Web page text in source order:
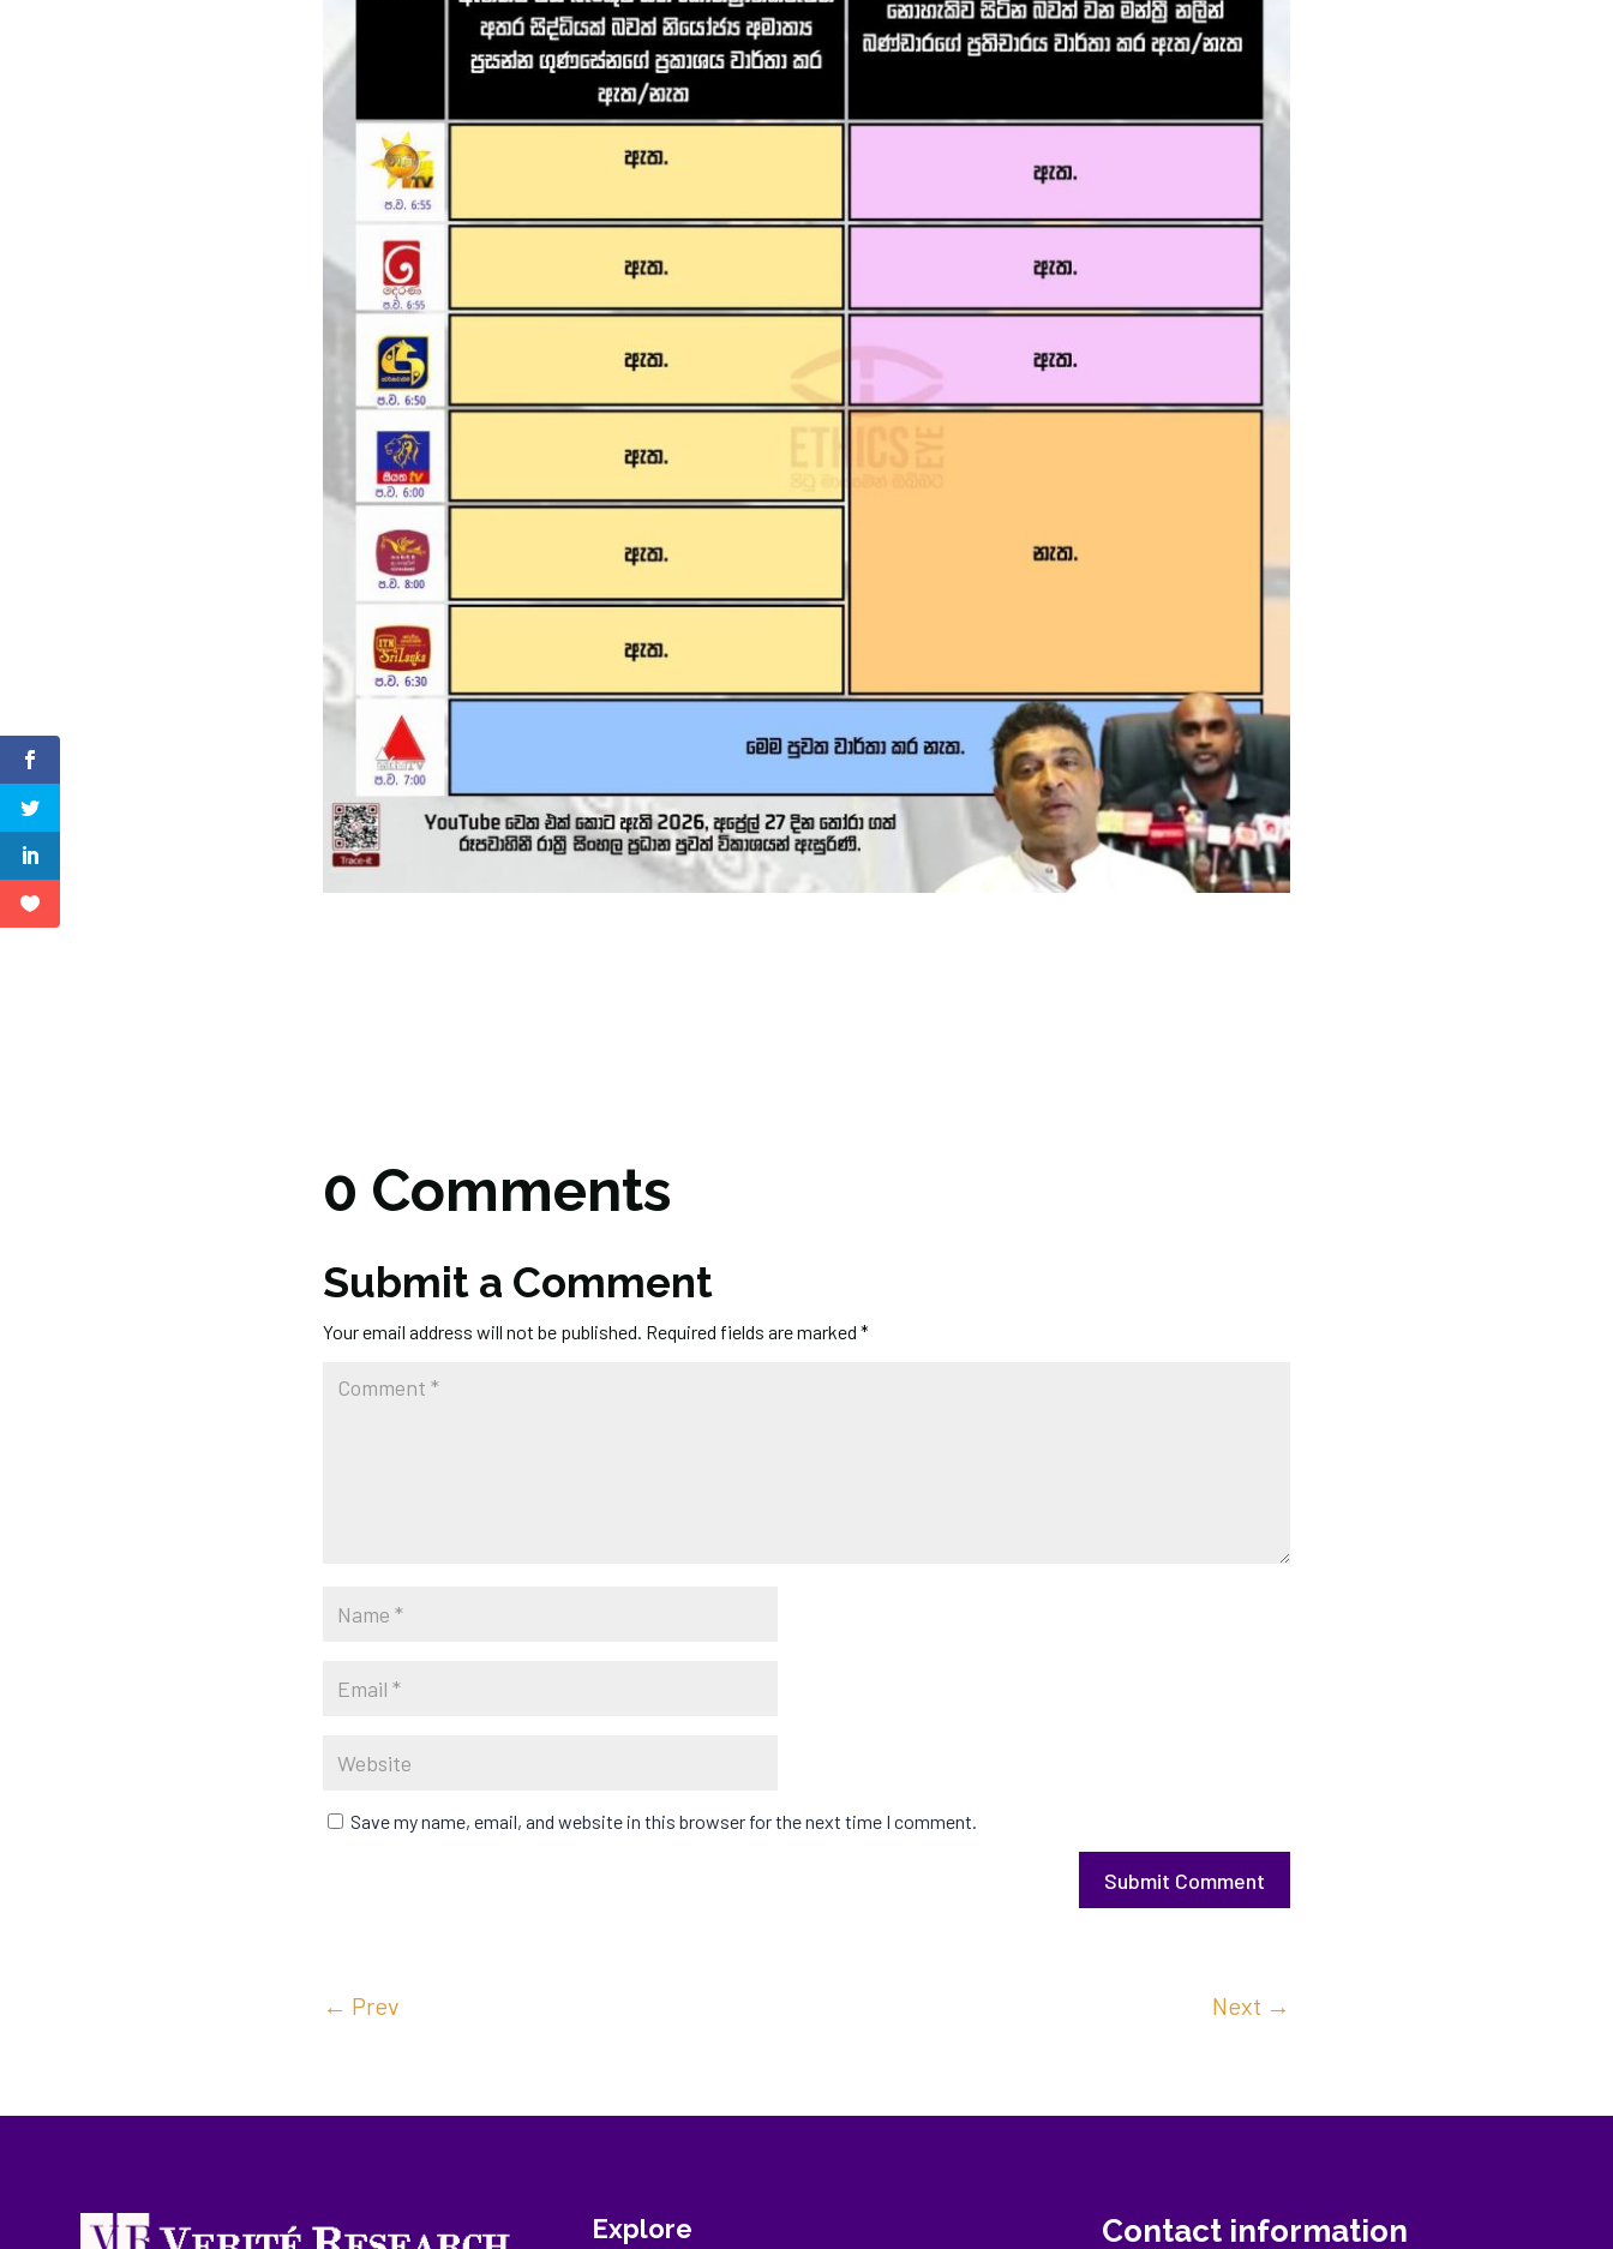
0 Comments
Submit a Comment
Your email address will not be published. Required fields are marked *
Save my name, email, and website in this browser for the next time I comment.
Submit Comment
← Prev Next →
Explore Contact information